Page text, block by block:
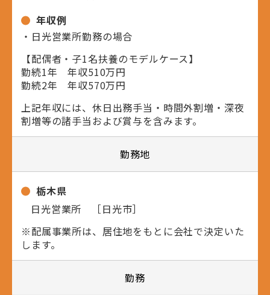
年収例
・日光営業所勤務の場合
【配偶者・子1名扶養のモデルケース】
勤続1年 年収510万円
勤続2年 年収570万円
上記年収には、休日出務手当・時間外割増・深夜
割増等の諸手当および賞与を含みます。
勤務地
栃木県
日光営業所 ［日光市］
※配属事業所は、居住地をもとに会社で決定いた
します。
勤務